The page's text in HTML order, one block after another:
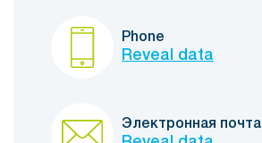
Phone
Reveal data
Электронная почта